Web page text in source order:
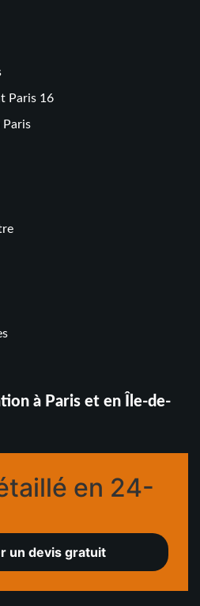
Paris 16
Paris
à Paris et en Île-de-
en 24-
un devis gratuit